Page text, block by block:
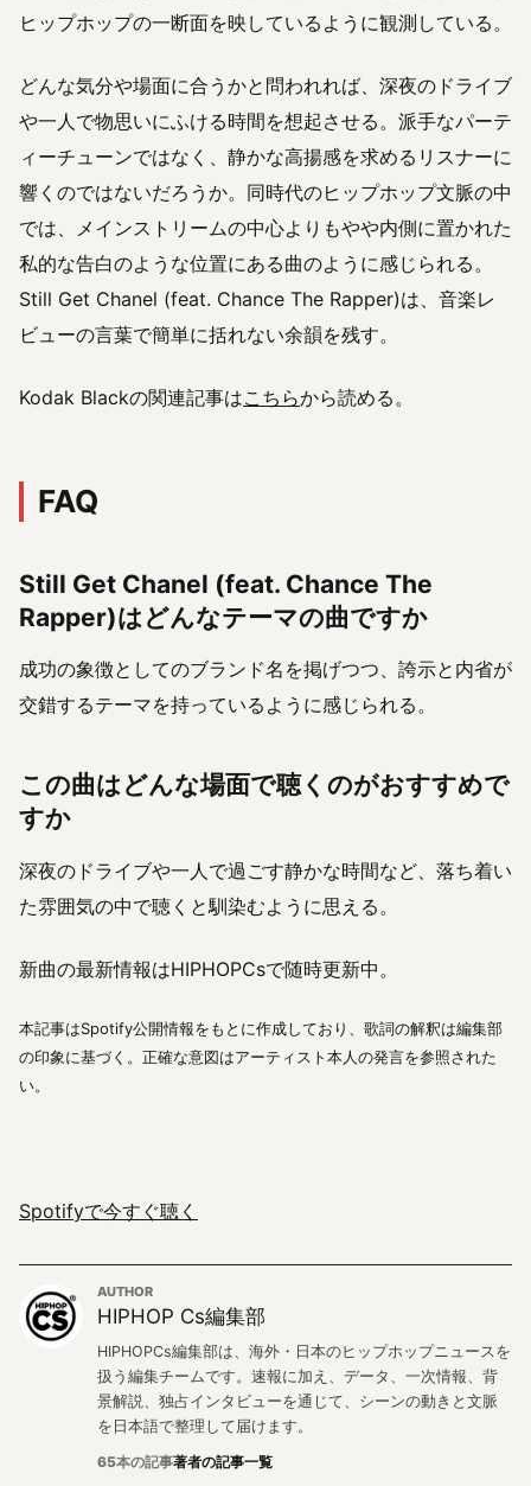
ヒップホップの一断面を映しているように観測している。
どんな気分や場面に合うかと問われれば、深夜のドライブ
や一人で物思いにふける時間を想起させる。派手なパーテ
ィーチューンではなく、静かな高揚感を求めるリスナーに
響くのではないだろうか。同時代のヒップホップ文脈の中
では、メインストリームの中心よりもやや内側に置かれた
私的な告白のような位置にある曲のように感じられる。
Still Get Chanel (feat. Chance The Rapper)は、音楽レ
ビューの言葉で簡単に括れない余韻を残す。
Kodak Blackの関連記事はこちらから読める。
FAQ
Still Get Chanel (feat. Chance The
Rapper)はどんなテーマの曲ですか
成功の象徴としてのブランド名を掲げつつ、誇示と内省が
交錯するテーマを持っているように感じられる。
この曲はどんな場面で聴くのがおすすめで
すか
深夜のドライブや一人で過ごす静かな時間など、落ち着い
た雰囲気の中で聴くと馴染むように思える。
新曲の最新情報はHIPHOPCsで随時更新中。
本記事はSpotify公開情報をもとに作成しており、歌詞の解釈は編集部
の印象に基づく。正確な意図はアーティスト本人の発言を参照された
い。
Spotifyで今すぐ聴く
AUTHOR
HIPHOP Cs編集部
HIPHOPCs編集部は、海外・日本のヒップホップニュースを
扱う編集チームです。速報に加え、データ、一次情報、背
景解説、独占インタビューを通じて、シーンの動きと文脈
を日本語で整理して届けます。
65本の記事著者の記事一覧